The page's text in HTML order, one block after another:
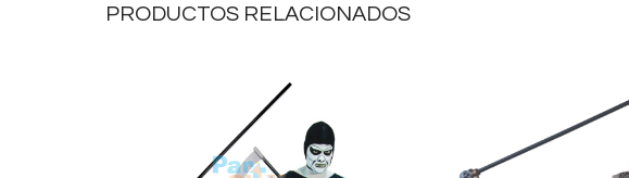
PRODUCTOS RELACIONADOS